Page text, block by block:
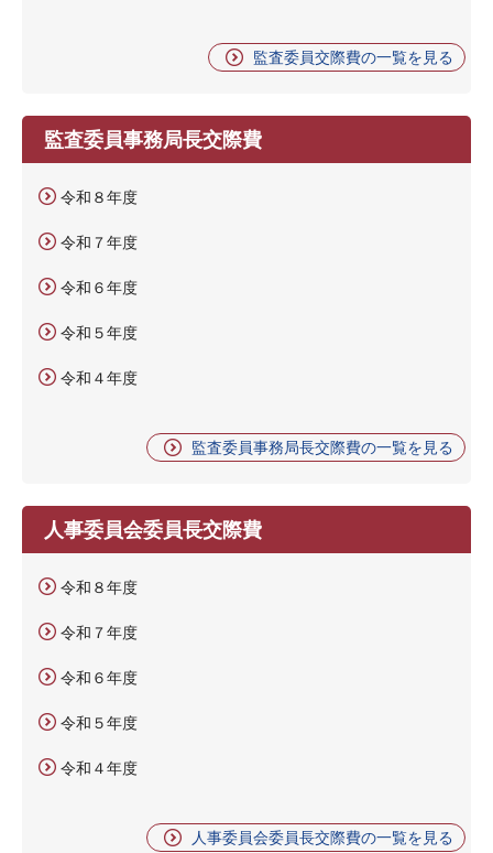
監査委員交際費の一覧を見る
監査委員事務局長交際費
令和８年度
令和７年度
令和６年度
令和５年度
令和４年度
監査委員事務局長交際費の一覧を見る
人事委員会委員長交際費
令和８年度
令和７年度
令和６年度
令和５年度
令和４年度
人事委員会委員長交際費の一覧を見る